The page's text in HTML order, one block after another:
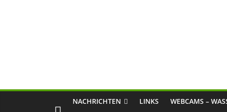
NACHRICHTEN LINKS WEBCAMS –